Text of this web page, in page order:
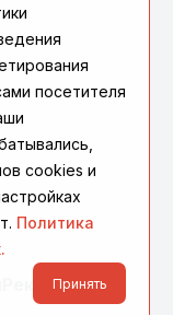
Реквизиты
посетителя
cookies и
Политика
Принять